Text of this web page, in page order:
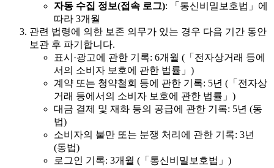
자동 수집 정보(접속 로그): 「통신비밀보호법」에
따라 3개월
관련 법령에 의한 보존 의무가 있는 경우 다음 기간 동안
보관 후 파기합니다.
표시·광고에 관한 기록: 6개월 (「전자상거래 등에
서의 소비자 보호에 관한 법률」)
계약 또는 청약철회 등에 관한 기록: 5년 (「전자상
거래 등에서의 소비자 보호에 관한 법률」)
대금 결제 및 재화 등의 공급에 관한 기록: 5년 (동
법)
소비자의 불만 또는 분쟁 처리에 관한 기록: 3년
(동법)
로그인 기록: 3개월 (「통신비밀보호법」)